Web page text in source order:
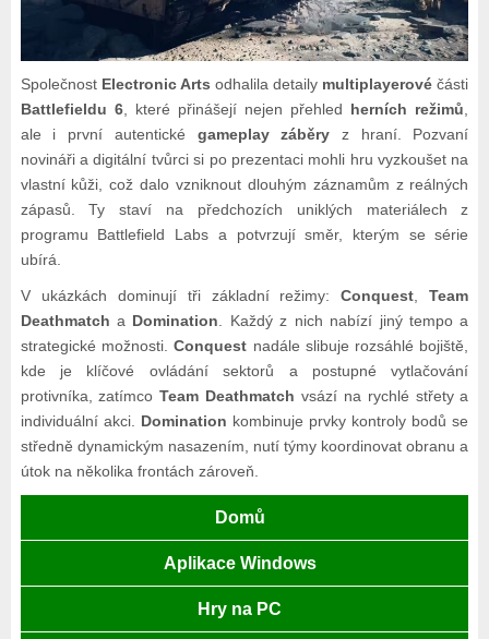
Společnost Electronic Arts odhalila detaily multiplayerové části
Battlefieldu 6, které přinášejí nejen přehled herních režimů
ale i první autentické gameplay záběry z hraní. Pozvaní
novináři a digitální tvůrci si po prezentaci mohli hru vyzkoušet na
vlastní kůži, což dalo vzniknout dlouhým záznamům z reálných
zápasů. Ty staví na předchozích uniklých materiálech z
programu Battlefield Labs a potvrzují směr, kterým se série
ubírá.
V ukázkách dominují tři základní režimy:Conquest ,Team
Deathmatch a Domination . Každý z nich nabízí jiný tempo a
strategické možnosti.Conquest nadále slibuje rozsáhlé bojiště,
kde je klíčové ovládání sektorů a postupné vytlačování
protivníka, zatímcoTeam Deathmatch vsází na rychlé střety a
individuální akci. Domination kombinuje prvky kontroly bodů se
středně dynamickým nasazením, nutí týmy koordinovat obranu a
útok na několika frontách zároveň.
Domů
Aplikace Windows
Hry na PC